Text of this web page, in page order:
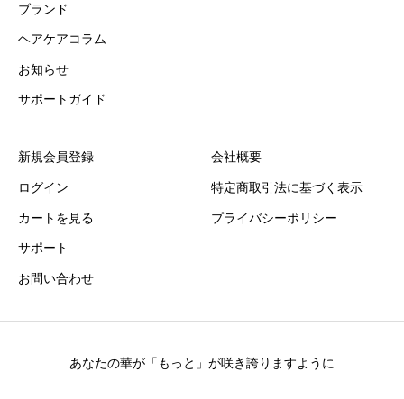
ブランド
ヘアケアコラム
お知らせ
サポートガイド
新規会員登録
ログイン
カートを見る
サポート
お問い合わせ
会社概要
特定商取引法に基づく表示
プライバシーポリシー
あなたの華が「もっと」が咲き誇りますように